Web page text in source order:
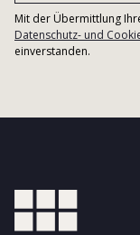
Mit der Übermittlung
Datenschutz- und
einverstanden.